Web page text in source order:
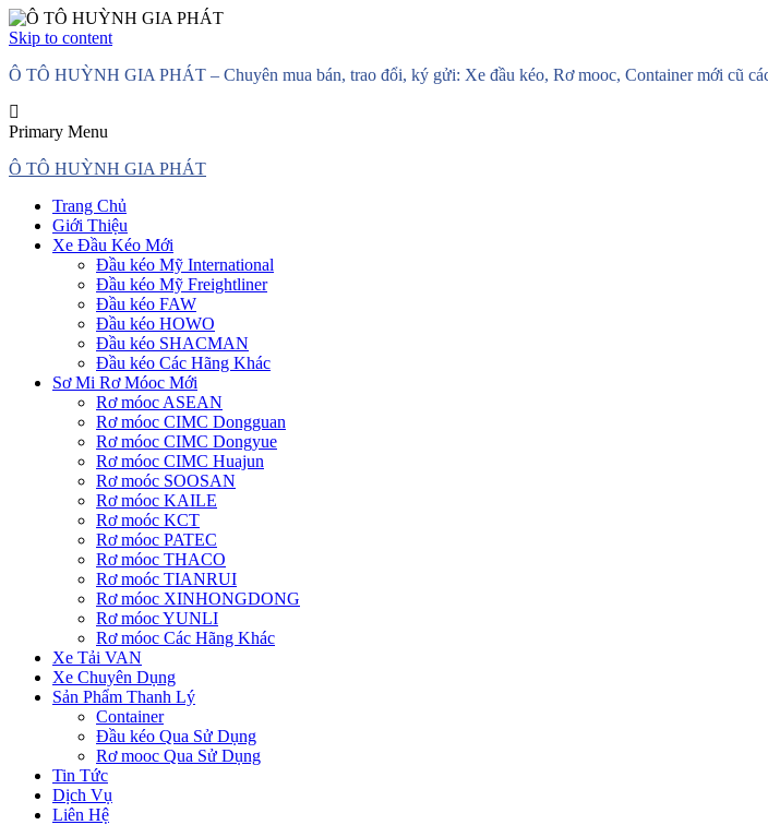
Skip to content
Ô TÔ HUỲNH GIA PHÁT – Chuyên mua bán, trao đổi, ký gửi: Xe đầu kéo, Rơ mooc, Container mới cũ
Primary Menu
Ô TÔ HUỲNH GIA PHÁT
Trang Chủ
Giới Thiệu
Xe Đầu Kéo Mới
Đầu kéo Mỹ International
Đầu kéo Mỹ Freightliner
Đầu kéo FAW
Đầu kéo HOWO
Đầu kéo SHACMAN
Đầu kéo Các Hãng Khác
Sơ Mi Rơ Móoc Mới
Rơ móoc ASEAN
Rơ móoc CIMC Dongguan
Rơ móoc CIMC Dongyue
Rơ móoc CIMC Huajun
Rơ moóc SOOSAN
Rơ móoc KAILE
Rơ moóc KCT
Rơ móoc PATEC
Rơ móoc THACO
Rơ moóc TIANRUI
Rơ móoc XINHONGDONG
Rơ móoc YUNLI
Rơ móoc Các Hãng Khác
Xe Tải VAN
Xe Chuyên Dụng
Sản Phẩm Thanh Lý
Container
Đầu kéo Qua Sử Dụng
Rơ mooc Qua Sử Dụng
Tin Tức
Dịch Vụ
Liên Hệ